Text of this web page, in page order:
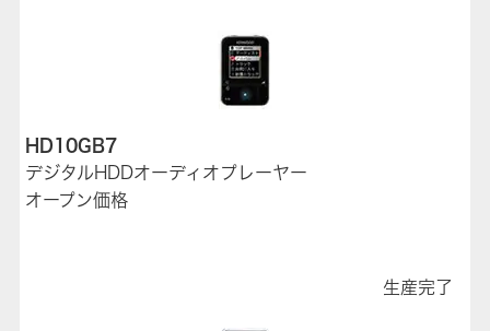
HD10GB7
デジタルHDDオーディオプレーヤー
オープン価格
生産完了